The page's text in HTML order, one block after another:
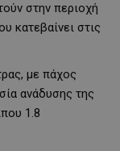
στην περιοχή
κατεβαίνει στις
με πάχος
ανάδυσης της
1.8